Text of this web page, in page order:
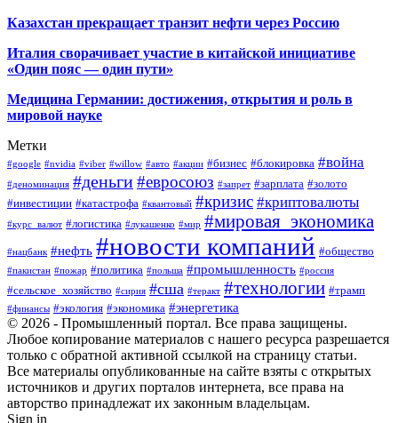
Казахстан прекращает транзит нефти через Россию
Италия сворачивает участие в китайской инициативе
«Один пояс — один пути»
Медицина Германии: достижения, открытия и роль в
мировой науке
Метки
#google #nvidia #viber #willow #авто #акции #бизнес #блокировка #война
#деноминация #деньги#евросоюз #запрет #зарплата #золото
#инвестиции #катастрофа #квантовый #кризис #криптовалюты
#курс_валют #логистика #лукашенко #мир #мировая_экономика
#нацбанк #нефть #новости компаний #общество
#пакистан #пожар #политика #польша #промышленность #россия
#сельское_хозяйство #сирия #сша #теракт #технологии #трамп
#финансы #экология #экономика #энергетика
© 2026 - Промышленный портал. Все права защищены.
Любое копирование материалов с нашего ресурса разрешается
только с обратной активной ссылкой на страницу статьи.
Все материалы опубликованные на сайте взяты с открытых
источников и других порталов интернета, все права на
авторство принадлежат их законным владельцам.
Sign in